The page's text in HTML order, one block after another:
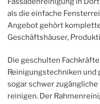
als die einfache
Angebot gehört
Geschäftshäuser,
Die geschulten
Reinigungstechniken
sogar schwer
reinigen. Der